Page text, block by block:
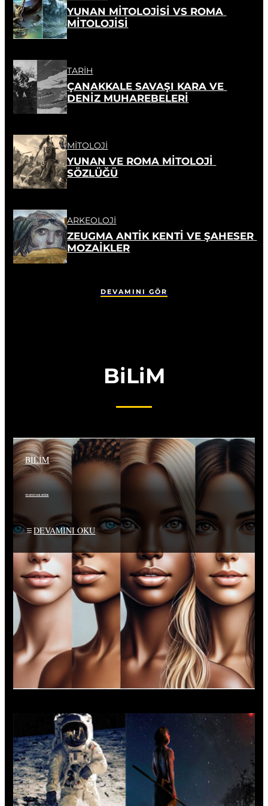
YUNAN MİTOLOJİSİ VS ROMA
MİTOLOJİSİ
TARIH
ÇANAKKALE SAVAŞI KARA VE
DENİZ MUHAREBELERİ
MITOLOJI
YUNAN VE ROMA MİTOLOJİ
SÖZLÜĞÜ
ARKEOLOJI
ZEUGMA ANTİK KENTİ VE ŞAHESER
MOZAİKLER
DEVAMINI GÖR
BiLiM
BILIM
TEN RENGİ NASIL DEĞİŞİR
DEVAMINI OKU